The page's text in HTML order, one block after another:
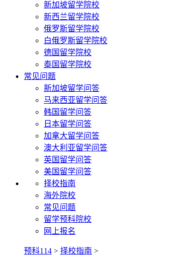
新加坡留学院校
新西兰留学院校
俄罗斯留学院校
白俄罗斯留学院校
德国留学院校
泰国留学院校
常见问题
新加坡留学问答
马来西亚留学问答
韩国留学问答
日本留学问答
加拿大留学问答
澳大利亚留学问答
英国留学问答
美国留学问答
择校指南
海外院校
常见问题
留学预科院校
网上报名
预科114 > 择校指南 >